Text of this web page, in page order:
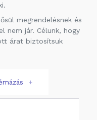
megrendelésnek és
nem jár. Célunk, hogy
árat biztosítsuk
+